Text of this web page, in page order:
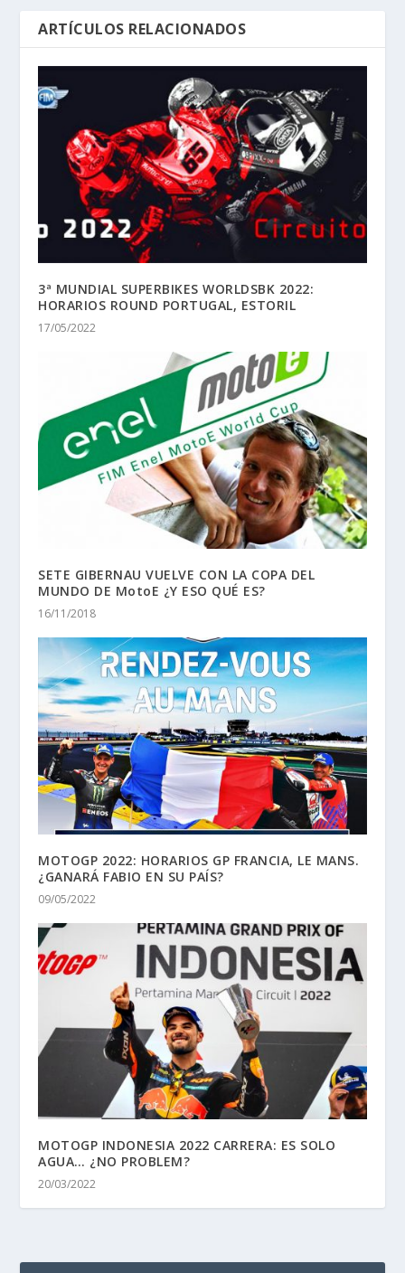
ARTÍCULOS RELACIONADOS
3ª MUNDIAL SUPERBIKES WORLDSBK 2022:
HORARIOS ROUND PORTUGAL, ESTORIL
17/05/2022
SETE GIBERNAU VUELVE CON LA COPA DEL
MUNDO DE MotoE ¿Y ESO QUÉ ES?
16/11/2018
MOTOGP 2022: HORARIOS GP FRANCIA, LE MANS.
¿GANARÁ FABIO EN SU PAÍS?
09/05/2022
MOTOGP INDONESIA 2022 CARRERA: ES SOLO
AGUA… ¿NO PROBLEM?
20/03/2022